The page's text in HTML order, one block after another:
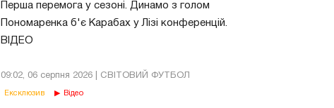
Перша перемога у сезоні. Динамо з голом
Пономаренка б'є Карабах у Лізі конференцій.
ВІДЕО
09:02, 06 серпня 2026 | СВІТОВИЙ ФУТБОЛ
Ексклюзив Відео